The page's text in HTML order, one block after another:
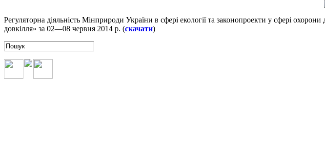
Регуляторна діяльність Мінприроди України в сфері екології та законопроекти у сфері
довкілля» за 02—08 червня 2014 р. (скачати)